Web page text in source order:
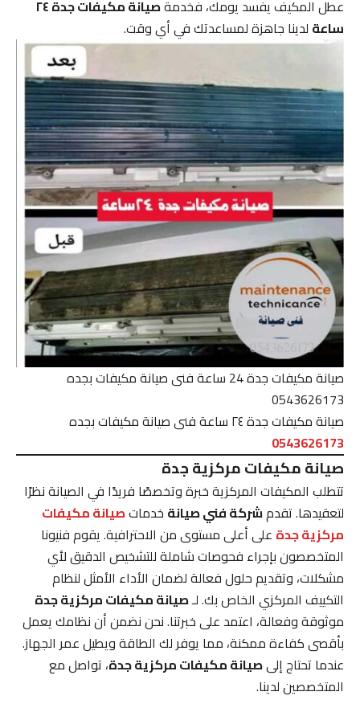
عطل المكيف يفسد يومك، فخدمة
صيانة مكيفات جدة ٢٤
ساعة لدينا جاهزة لمساعدتك في أي وقت.
صيانة مكيفات جدة 24 ساعة فنى صيانة مكيفات بجده
0543626173
صيانة مكيفات جدة ٢٤ ساعة فنى صيانة مكيفات بجده
0543626173
صيانة مكيفات مركزية جدة
تتطلب المكيفات المركزية خبرة وتخصصًا فريدًا في الصيانة نظرًا
لتعقيدها. تقدمشركة فني صيانة خدماتصيانة مكيفات
مركزية جدة على أعلى مستوى من الاحترافية. يقوم فنيونا
المتخصصون بإجراء فحوصات شاملة للتشخيص الدقيق لأي
مشكلات، وتقديم حلول فعالة لضمان الأداء الأمثل لنظام
التكييف المركزي الخاص بك. لـصيانة مكيفات مركزية جدة
موثوقة وفعالة، اعتمد على خبرتنا. نحن نضمن أن نظامك يعمل
بأقصى كفاءة ممكنة، مما يوفر لك الطاقة ويطيل عمر الجهاز.
عندما تحتاج إلىصيانة مكيفات مركزية جدة، تواصل مع
المتخصصين لدينا.